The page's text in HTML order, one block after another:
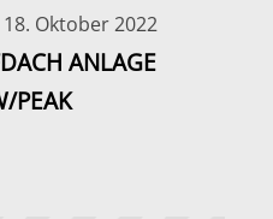
Oktober 2022
ANLAGE
PEAK